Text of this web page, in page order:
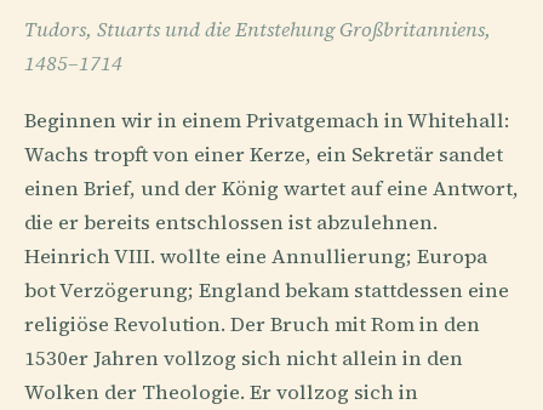
Tudors, Stuarts und die Entstehung Großbritanniens,
1485–1714
Beginnen wir in einem Privatgemach in Whitehall:
Wachs tropft von einer Kerze, ein Sekretär sandet
einen Brief, und der König wartet auf eine Antwort,
die er bereits entschlossen ist abzulehnen.
Heinrich VIII. wollte eine Annullierung; Europa
bot Verzögerung; England bekam stattdessen eine
religiöse Revolution. Der Bruch mit Rom in den
1530er Jahren vollzog sich nicht allein in den
Wolken der Theologie. Er vollzog sich in